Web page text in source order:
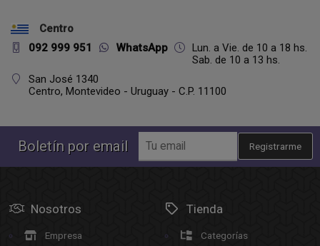
Centro
092 999 951
WhatsApp
Lun. a Vie. de 10 a 18 hs.
Sab. de 10 a 13 hs.
San José 1340
Centro, Montevideo - Uruguay - C.P. 11100
Boletín por email Registrarme
Nosotros
Empresa
Tienda
Categorías